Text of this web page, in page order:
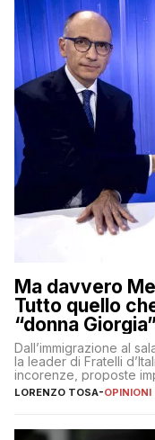
Ma davvero
Tutto quello
“donna
Dall’immigrazione al
la leader di Fratelli
incorenze, proposte
nessuno – a destra
LORENZO TOSA-OPINIONI